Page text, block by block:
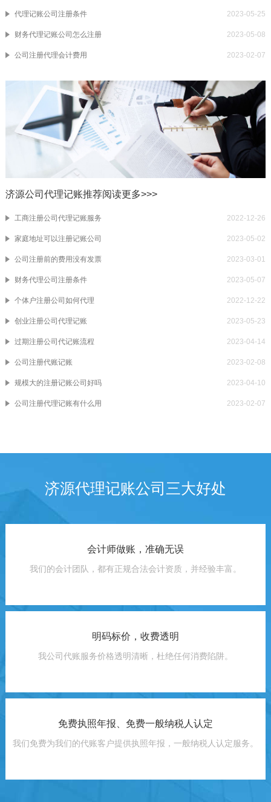
代理记账公司注册条件 2023-05-25
财务代理记账公司怎么注册 2023-05-08
公司注册代理会计费用 2023-02-07
济源公司代理记账推荐阅读更多>>>
工商注册公司代理记账服务 2022-12-26
家庭地址可以注册记账公司 2023-05-02
公司注册前的费用没有发票 2023-03-01
财务代理公司注册条件 2023-05-07
个体户注册公司如何代理 2022-12-22
创业注册公司代理记账 2023-05-23
过期注册公司代记账流程 2023-04-14
公司注册代账记账 2023-02-08
规模大的注册记账公司好吗 2023-04-10
公司注册代理记账有什么用 2023-02-07
济源代理记账公司三大好处
会计师做账，准确无误
我们的会计团队，都有正规合法会计资质，并经验丰富。
明码标价，收费透明
我公司代账服务价格透明清晰，杜绝任何消费陷阱。
免费执照年报、免费一般纳税人认定
我们免费为我们的代账客户提供执照年报，一般纳税人认定服务。